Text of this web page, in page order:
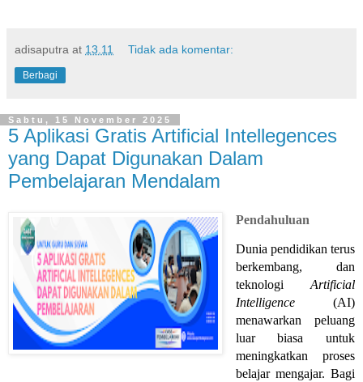
adisaputra at 13.11 Tidak ada komentar:
Berbagi
Sabtu, 15 November 2025
5 Aplikasi Gratis Artificial Intellegences
yang Dapat Digunakan Dalam
Pembelajaran Mendalam
Pendahuluan
Dunia pendidikan terus
berkembang, dan
teknologiArtificial
Intelligence(AI)
menawarkan peluang
luar biasa untuk
meningkatkan proses
belajar mengajar. Bagi